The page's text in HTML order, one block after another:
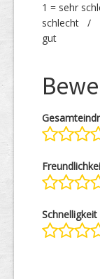
1 = sehr
schlecht /
gut
Schnelligkeit